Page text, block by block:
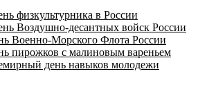
физкультурника в России
Воздушно-десантных войск России
Военно-Морского Флота России
пирожков с малиновым вареньем
день навыков молодежи